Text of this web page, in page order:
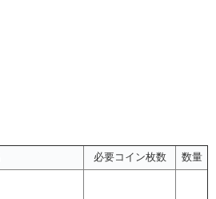
必要コイン枚数 数量